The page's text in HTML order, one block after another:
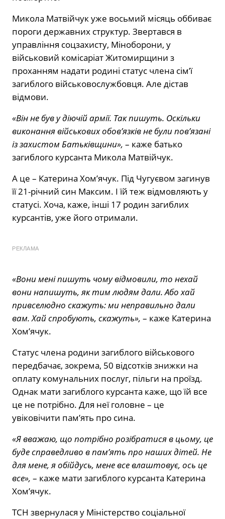
Микола Матвійчук уже восьмий місяць оббиває
пороги державних структур. Звертався в
управління соцзахисту, Міноборони, у
військовий комісаріат Житомирщини з
проханням надати родині статус члена сім’ї
загиблого військовослужбовця. Але дістав
відмови.
«Він не був у діючій армії. Так пишуть. Оскільки
виконання військових обов’язків не були пов’язані
із захистом Батьківщини», – каже батько
загиблого курсанта Микола Матвійчук.
А це – Катерина Хом’ячук. Під Чугуєвом загинув
її 21-річний син Максим. І їй теж відмовляють у
статусі. Хоча, каже, інші 17 родин загиблих
курсантів, уже його отримали.
РЕКЛАМА
«Вони мені пишуть чому відмовили, то нехай
вони напишуть, як тим людям дали. Або хай
привселюдно скажуть: ми неправильно дали
вам. Хай спробують, скажуть», – каже Катерина
Хом’ячук.
Статус члена родини загиблого військового
передбачає, зокрема, 50 відсотків знижки на
оплату комунальних послуг, пільги на проїзд.
Однак мати загиблого курсанта каже, що їй все
це не потрібно. Для неї головне – це
увіковічити пам’ять про сина.
«Я вважаю, що потрібно розібратися в цьому, це
буде справедливо в пам’ять про наших дітей. Не
для мене, я обійдусь, мене все влаштовує, ось це
все», – каже мати загиблого курсанта Катерина
Хом’ячук.
ТСН звернулася у Міністерство соціальної